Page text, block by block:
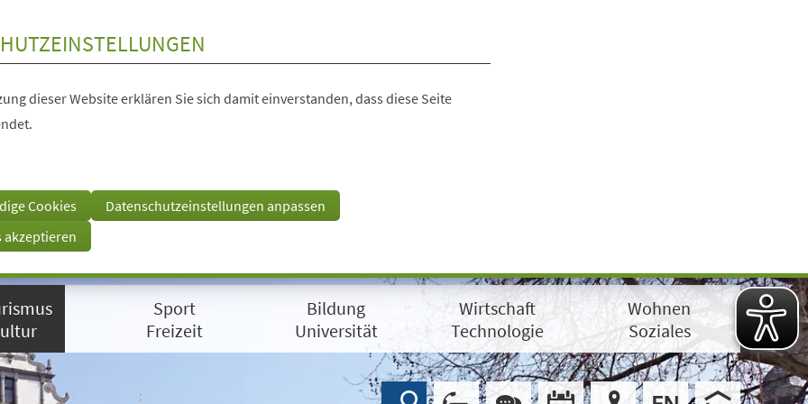
dieser Website erklären Sie sich damit einverstanden, dass diese Seite
Cookies
Datenschutzeinstellungen anpassen
akzeptieren
Sport
Freizeit
Bildung
Universität
Wirtschaft
Technologie
Wohnen
Soziales